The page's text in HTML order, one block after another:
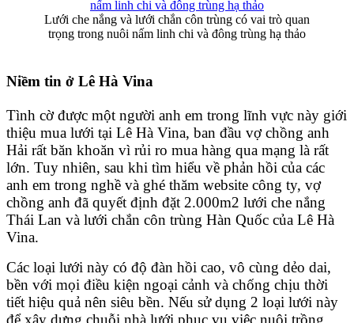
Lưới che nắng và lưới chắn côn trùng có vai trò quan
trọng trong nuôi nấm linh chi và đông trùng hạ thảo
Niềm tin ở Lê Hà Vina
Tình cờ được một người anh em trong lĩnh vực này giới
thiệu mua lưới tại Lê Hà Vina, ban đầu vợ chồng anh
Hải rất băn khoăn vì rủi ro mua hàng qua mạng là rất
lớn. Tuy nhiên, sau khi tìm hiểu về phản hồi của các
anh em trong nghề và ghé thăm website công ty, vợ
chồng anh đã quyết định đặt 2.000m2 lưới che nắng
Thái Lan và lưới chắn côn trùng Hàn Quốc của Lê Hà
Vina.
Các loại lưới này có độ đàn hồi cao, vô cùng dẻo dai,
bền với mọi điều kiện ngoại cảnh và chống chịu thời
tiết hiệu quả nên siêu bền. Nếu sử dụng 2 loại lưới này
để xây dựng chuỗi nhà lưới phục vụ việc nuôi trồng